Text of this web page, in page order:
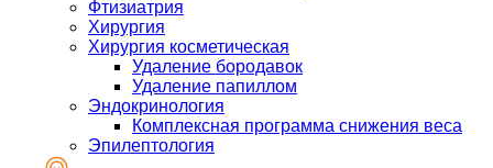
Фтизиатрия
Хирургия
Хирургия косметическая
Удаление бородавок
Удаление папиллом
Эндокринология
Комплексная программа снижения веса
Эпилептология